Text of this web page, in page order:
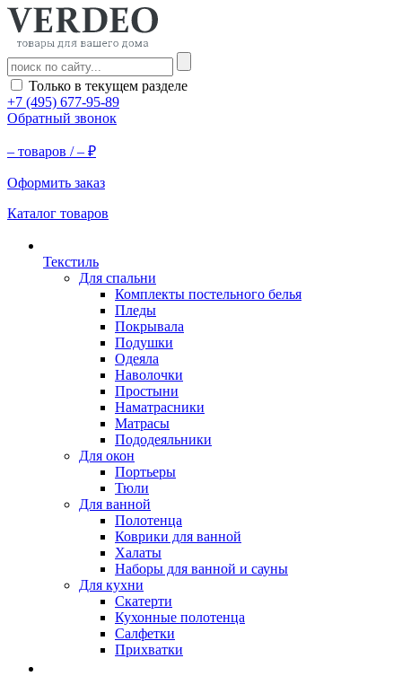
Только в текущем разделе
+7 (495) 677-95-89
Обратный звонок
– товаров /– ₽
Оформить заказ
Каталог товаров
Текстиль
Для спальни
Комплекты постельного белья
Пледы
Покрывала
Подушки
Одеяла
Наволочки
Простыни
Наматрасники
Матрасы
Пододеяльники
Для окон
Портьеры
Тюли
Для ванной
Полотенца
Коврики для ванной
Халаты
Наборы для ванной и сауны
Для кухни
Скатерти
Кухонные полотенца
Салфетки
Прихватки